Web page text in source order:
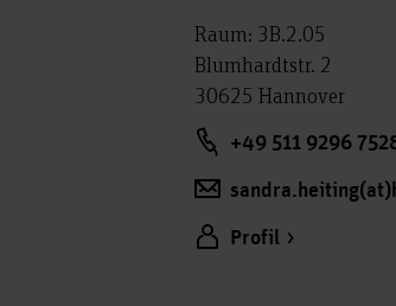
Raum: 3B.2.05
Blumhardtstr. 2
30625 Hannover
+49 511 9296
Profil